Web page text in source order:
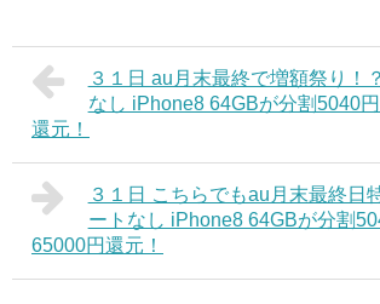
３１日 au月末最終で増額祭り！
なし iPhone8 64GBが分割5040
還元！
３１日 こちらでもau月末最終日
ートなし iPhone8 64GBが分割
65000円還元！